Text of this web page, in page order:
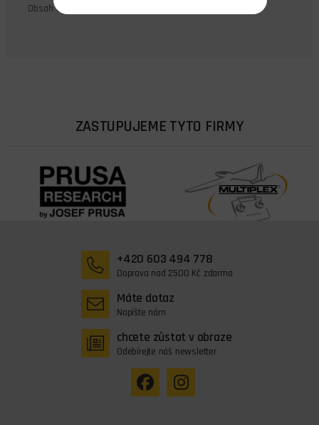
Obsah balení: 6 ks
ZASTUPUJEME TYTO FIRMY
+420 603 494 778
Doprava nad 2500 Kč zdarma
Máte dotaz
Napište nám
chcete zůstat v obraze
Odebírejte náš newsletter